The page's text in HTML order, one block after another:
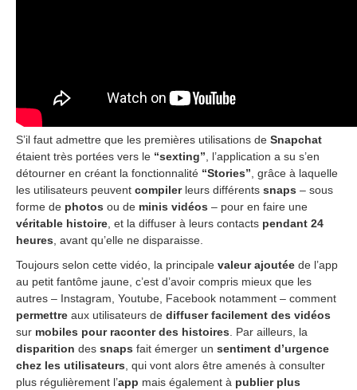
S’il faut admettre que les premières utilisations de Snapchat
étaient très portées vers le “sexting” , l’application a su s’en
détourner en créant la fonctionnalité “Stories” , grâce à laquelle
les utilisateurs peuvent compilerleurs différents snaps – sous
forme de photos ou de minis vidéos – pour en faire une
véritable histoire , et la diffuser à leurs contacts pendant 24
heures , avant qu’elle ne disparaisse.
Toujours selon cette vidéo, la principale valeur ajoutée de l’app
au petit fantôme jaune, c’est d’avoir compris mieux que les
autres – Instagram, Youtube, Facebook notamment – comment
permettre aux utilisateurs de diffuser facilement des vidéos
sur mobiles pour raconter des histoires . Par ailleurs, la
disparition des snaps fait émerger un sentiment d’urgence
chez les utilisateurs , qui vont alors être amenés à consulter
plus régulièrement l’app mais également à publier plus